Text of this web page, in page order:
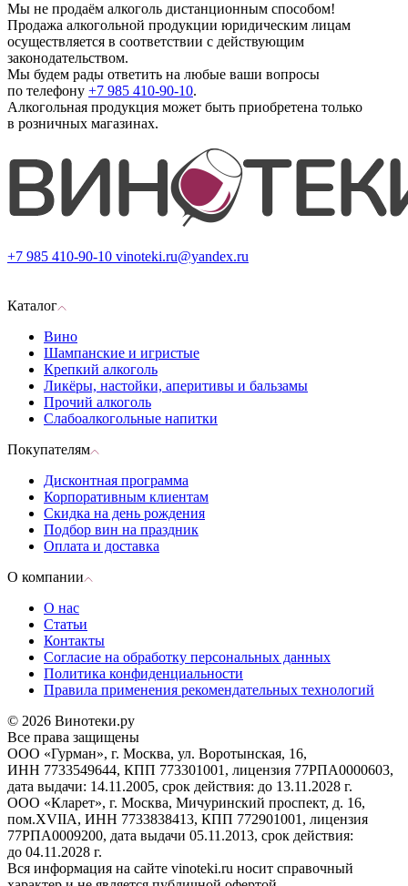
Мы не продаём алкоголь дистанционным способом!
Продажа алкогольной продукции юридическим лицам
осуществляется в соответствии с действующим
законодательством.
Мы будем рады ответить на любые ваши вопросы
по телефону +7 985 410-90-10.
Алкогольная продукция может быть приобретена только
в розничных магазинах.
+7 985 410-90-10 vinoteki.ru@yandex.ru
Каталог
Вино
Шампанские и игристые
Крепкий алкоголь
Ликёры, настойки, аперитивы и бальзамы
Прочий алкоголь
Слабоалкогольные напитки
Покупателям
Дисконтная программа
Корпоративным клиентам
Скидка на день рождения
Подбор вин на праздник
Оплата и доставка
О компании
О нас
Статьи
Контакты
Согласие на обработку персональных данных
Политика конфиденциальности
Правила применения рекомендательных технологий
© 2026 Винотеки.ру
Все права защищены
ООО «Гурман», г. Москва, ул. Воротынская, 16,
ИНН 7733549644, КПП 773301001, лицензия 77РПА0000603,
дата выдачи: 14.11.2005, срок действия: до 13.11.2028 г.
ООО «Кларет», г. Москва, Мичуринский проспект, д. 16,
пом.XVIIA, ИНН 7733838413, КПП 772901001, лицензия
77РПА0009200, дата выдачи 05.11.2013, срок действия:
до 04.11.2028 г.
Вся информация на сайте vinoteki.ru носит справочный